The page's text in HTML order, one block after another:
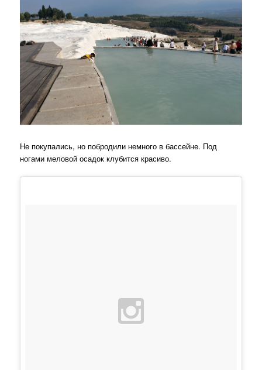
Не покупались, но побродили немного в бассейне. Под
ногами меловой осадок клубится красиво.